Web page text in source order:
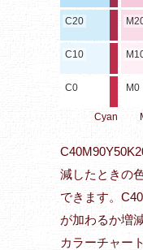
C20
C10
C0
Cyan
M0
減したときの
できます。
が加わるか増
カラーチャー